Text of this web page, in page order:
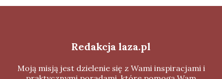
Redakcja laza.pl
Moją misją jest dzielenie się z Wami inspiracjami i